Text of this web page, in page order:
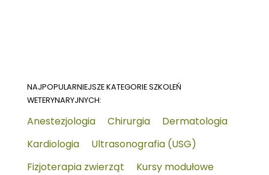
NAJPOPULARNIEJSZE KATEGORIE SZKOLEŃ
WETERYNARYJNYCH:
Anestezjologia Chirurgia
Dermatologia
Kardiologia
Ultrasonografia (USG)
Fizjoterapia zwierząt
Kursy modułowe